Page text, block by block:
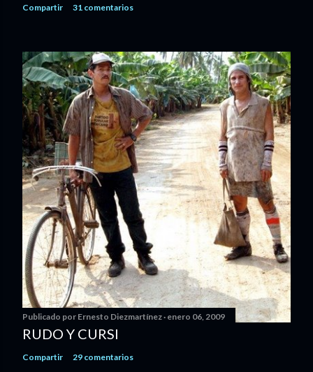
Compartir 31 comentarios
Publicado por Ernesto Diezmartínez enero 06, 2009
RUDO Y CURSI
Compartir 29 comentarios